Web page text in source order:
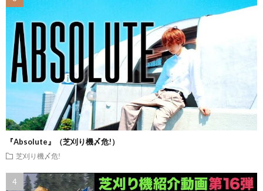
『Absolute』（芝刈り機〆危!）
芝刈り機〆危!